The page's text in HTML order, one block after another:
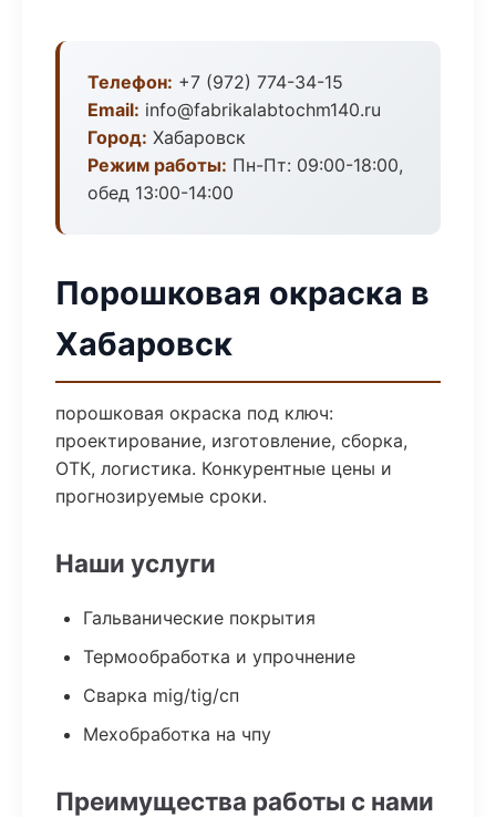
Телефон: +7 (972) 774-34-15
Email: info@fabrikalabtochm140.ru
Город: Хабаровск
Режим работы: Пн-Пт: 09:00-18:00,
обед 13:00-14:00
Порошковая окраска в
Хабаровск
порошковая окраска под ключ:
проектирование, изготовление, сборка,
ОТК, логистика. Конкурентные цены и
прогнозируемые сроки.
Наши услуги
Гальванические покрытия
Термообработка и упрочнение
Сварка mig/tig/сп
Мехобработка на чпу
Преимущества работы с нами